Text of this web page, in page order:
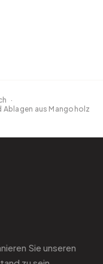
·
aus Mangoholz
Sie unseren